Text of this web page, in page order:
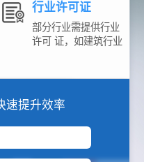
行业许可证
部分行业需提供行业
许可 证，如建筑行业
速提升效率